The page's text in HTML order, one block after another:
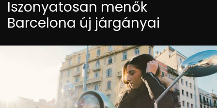
Iszonyatosan menők
Barcelona új járgányai